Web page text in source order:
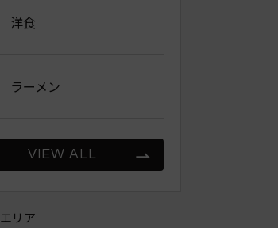
洋食
ラーメン
VIEW ALL
エリア